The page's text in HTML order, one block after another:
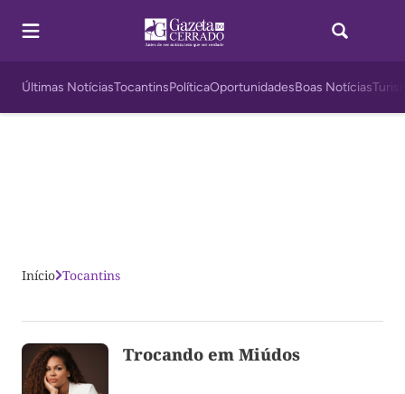
Últimas NotíciasTocantinsPolíticaOportunidadesBoas Notícias
Início Tocantins
Trocando em Miúdos